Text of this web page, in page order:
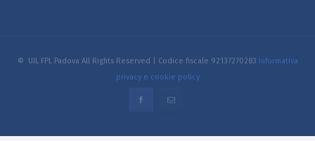
© UIL FPL Padova All Rights Reserved | Codice fiscale 92137270283 Informativa
privacy e cookie policy